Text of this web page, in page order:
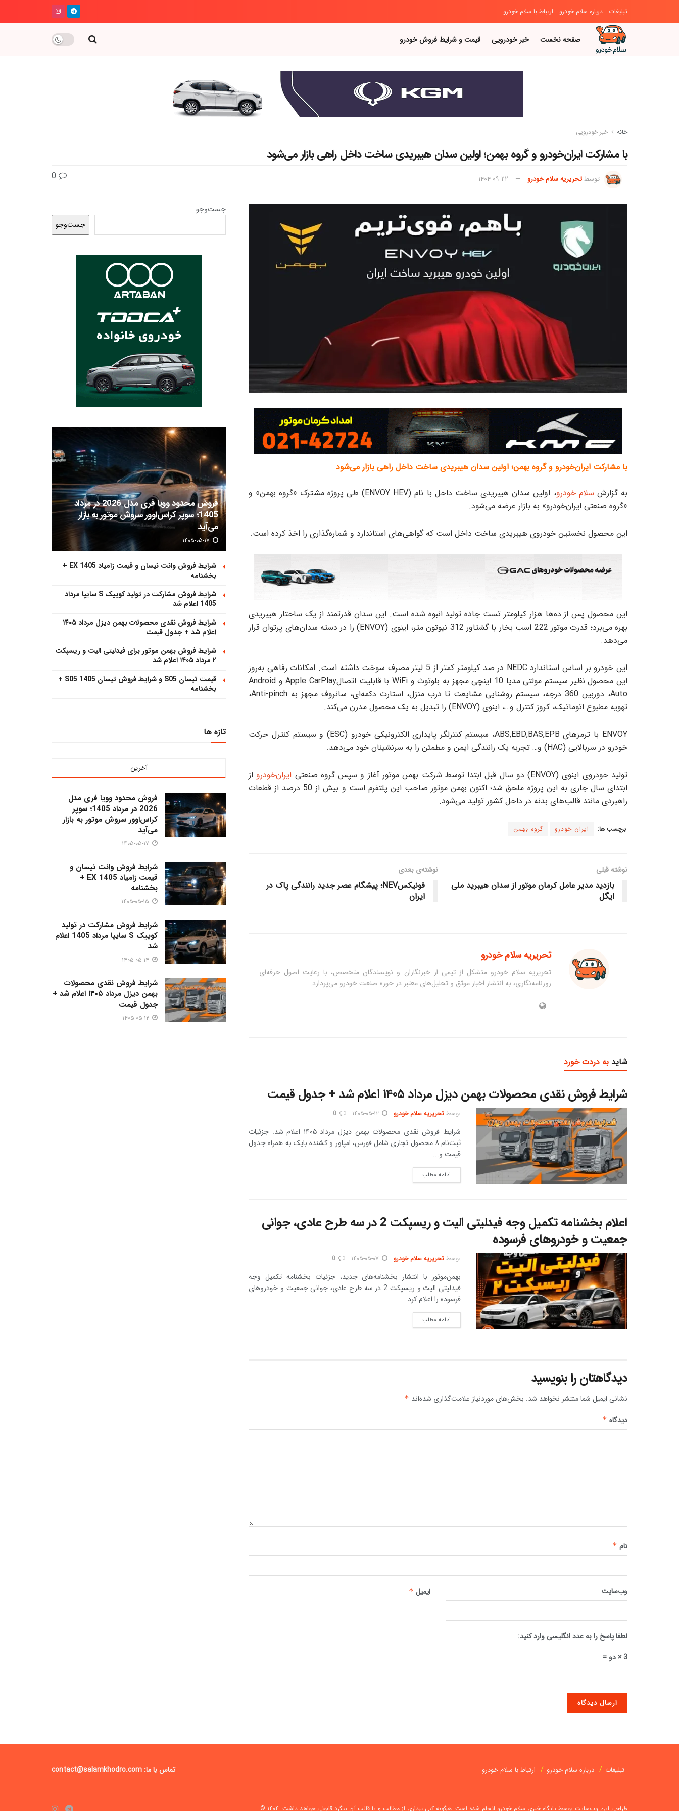
تبلیغات درباره سلام خودرو ارتباط با سلام خودرو
صفحه نخست خبر خودرویی قیمت و شرایط فروش خودرو
خانه خبر خودرویی
با مشارکت ایران‌خودرو و گروه بهمن؛ اولین سدان هیبریدی ساخت داخل راهی بازار می‌شود
توسطتحریریه سلام خودرو ۱۴۰۴-۰۹-۲۲
با مشارکت ایران‌خودرو و گروه بهمن؛ اولین سدان هیبریدی ساخت داخل راهی بازار می‌شود
به گزارش سلام خودرو
، اولین سدان هیبریدی ساخت داخل با نام (ENVOY HEV) طی پروژه مشترک «گروه بهمن» و
«گروه صنعتی ایران‌خودرو» به بازار عرضه می‌شود.
این محصول نخستین خودروی هیبریدی ساخت داخل است که گواهی‌های استاندارد و شماره‌گذاری را اخذ کرده است.
این محصول پس از ده‌ها هزار کیلومتر تست جاده تولید انبوه شده است. این سدان قدرتمند از یک ساختار هیبریدی
بهره می‌برد؛ قدرت موتور 222 اسب بخار با گشتاور 312 نیوتون متر، اینوی (ENVOY) را در دسته سدان‌های پرتوان قرار
می‌دهد.
این خودرو بر اساس استاندارد NEDC در صد کیلومتر کمتر از 5 لیتر مصرف سوخت داشته است. امکانات رفاهی به‌روز
این محصول نظیر سیستم مولتی مدیا 10 اینچی مجهز به بلوتوث و WiFi با قابلیت اتصالApple CarPlay و Android
Auto، دوربین 360 درجه، سیستم روشنایی مشایعت تا درب منزل، استارت دکمه‌ای، سانروف مجهز به Anti-pinch،
تهویه مطبوع اتوماتیک، کروز کنترل و…، اینوی (ENVOY) را تبدیل به یک محصول مدرن می‌کند.‏
ENVOY با ترمزهای ABS,EBD,BAS,EPB، سیستم‌ کنترلگر پایداری الکترونیکی خودرو (ESC) و سیستم کنترل حرکت
خودرو در سربالایی (HAC) و… تجربه یک رانندگی ایمن و مطمئن را به سرنشینان خود می‌دهد.
تولید خودروی اینوی (ENVOY) دو سال قبل ابتدا توسط شرکت بهمن موتور آغاز و سپس گروه صنعتی ایران‌خودرو از
ابتدای سال جاری به این پروژه ملحق شد؛ اکنون بهمن موتور صاحب این پلتفرم است و بیش از 50 درصد از قطعات
راهبردی مانند قالب‌های بدنه در داخل کشور تولید می‌شود.
برچسب ها: ایران خودرو گروه بهمن
نوشته قبلی
بازدید مدیر عامل کرمان موتور از سدان هیبرید ملی
ایگل
نوشته‌ی بعدی
فونیکسNEV؛ پیشگام عصر جدید رانندگی پاک در
ایران
تحریریه سلام خودرو
تحریریه سلام خودرو متشکل از تیمی از خبرنگاران و نویسندگان متخصص، با رعایت اصول حرفه‌ای
روزنامه‌نگاری، به انتشار اخبار موثق و تحلیل‌های معتبر در حوزه صنعت خودرو می‌پردازد.
شاید به دردت خورد
شرایط فروش نقدی محصولات بهمن دیزل مرداد ۱۴۰۵ اعلام شد + جدول قیمت
توسط تحریریه سلام خودرو
شرایط فروش نقدی محصولات بهمن دیزل مرداد ۱۴۰۵ اعلام شد. جزئیات
ثبت‌نام ۸ محصول تجاری شامل فورس، امپاور و کشنده بایک به همراه جدول
قیمت و...
ادامه مطلبDETAILS
اعلام بخشنامه تکمیل وجه فیدلیتی الیت و ریسپکت 2 در سه طرح عادی، جوانی
جمعیت و خودروهای فرسوده
توسط تحریریه سلام خودرو
بهمن‌موتور با انتشار بخشنامه‌های جدید، جزئیات بخشنامه تکمیل وجه
فیدلیتی الیت و ریسپکت 2 در سه طرح عادی، جوانی جمعیت و خودروهای
فرسوده را اعلام کرد
ادامه مطلبDETAILS
دیدگاهتان را بنویسید
نشانی ایمیل شما منتشر نخواهد شد. بخش‌های موردنیاز علامت‌گذاری شده‌اند *
دیدگاه *
نام *
ایمیل * وب‌سایت
لطفا پاسخ را به عدد انگلیسی وارد کنید:
3 × دو =
جست‌وجو
جست‌وجو
فروش محدود وویا فری مدل 2026 در مرداد
1405؛ سوپر کراس‌اوور سروش موتور به بازار
می‌آید
شرایط فروش وانت نیسان و قیمت زامیاد EX 1405 +
بخشنامه
شرایط فروش مشارکت در تولید کوییک S سایپا مرداد
1405 اعلام شد
شرایط فروش نقدی محصولات بهمن دیزل مرداد ۱۴۰۵
اعلام شد + جدول قیمت
شرایط فروش بهمن موتور برای فیدلیتی الیت و ریسپکت
۲ مرداد ۱۴۰۵ اعلام شد
قیمت تیسان S05 و شرایط فروش تیسان S05 1405 +
بخشنامه
تازه ها
آخرین
فروش محدود وویا فری مدل
2026 در مرداد 1405؛ سوپر
کراس‌اوور سروش موتور به بازار
می‌آید
شرایط فروش وانت نیسان و
قیمت زامیاد EX 1405 +
بخشنامه
شرایط فروش مشارکت در تولید
کوییک S سایپا مرداد 1405 اعلام
شد
شرایط فروش نقدی محصولات
بهمن دیزل مرداد ۱۴۰۵ اعلام شد +
جدول قیمت
تبلیغات درباره سلام خودرو ارتباط با سلام خودرو تماس با ما: contact@salamkhodro.com
طراحی این وب‌سایت توسط پایگاه خبری سلام خودرو انجام شده است. هرگونه کپی برداری از مطالب و یا قالب آن پیگرد قانونی خواهد داشت. ۱۴۰۴ ©